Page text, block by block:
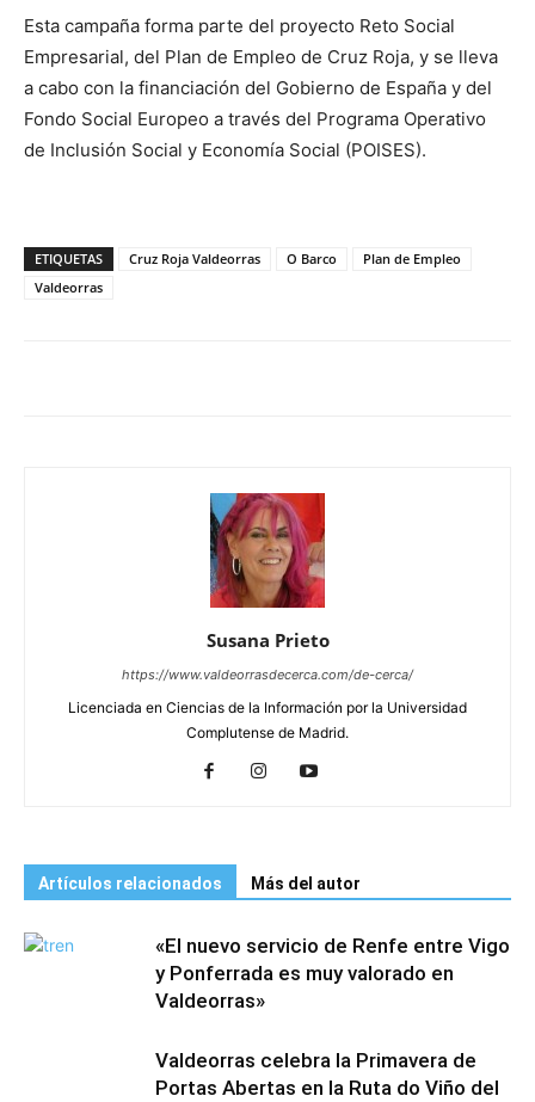
Esta campaña forma parte del proyecto Reto Social
Empresarial, del Plan de Empleo de Cruz Roja, y se lleva
a cabo con la financiación del Gobierno de España y del
Fondo Social Europeo a través del Programa Operativo
de Inclusión Social y Economía Social (POISES).
ETIQUETAS Cruz Roja Valdeorras O Barco
Plan de Empleo
Valdeorras
Susana Prieto
https://www.valdeorrasdecerca.com/de-cerca/
Licenciada en Ciencias de la Información por la Universidad
Complutense de Madrid.
Artículos relacionados Más del autor
«El nuevo servicio de Renfe entre Vigo
y Ponferrada es muy valorado en
Valdeorras»
Valdeorras celebra la Primavera de
Portas Abertas en la Ruta do Viño del